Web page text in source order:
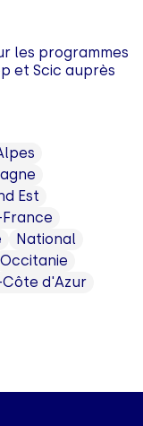
les programmes
et Scic auprès
Est
National
Occitanie
d'Azur